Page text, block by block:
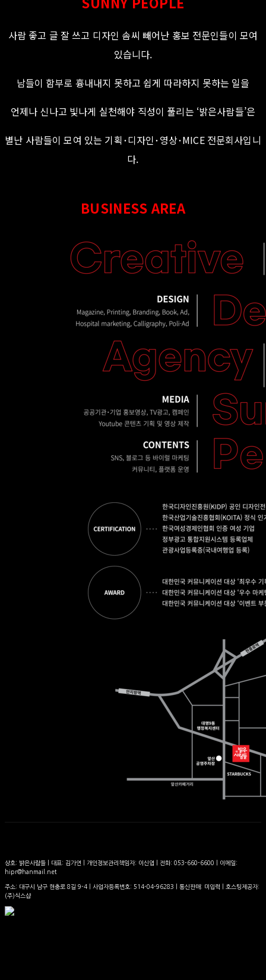
사람 좋고 글 잘 쓰고 디자인 솜씨 빼어난 홍보 전문인들이 모여
있습니다.
남들이 함부로 흉내내지 못하고 쉽게 따라하지 못하는 일을
언제나 신나고 빛나게 실천해야 직성이 풀리는 ‘밝은사람들’은
별난 사람들이 모여 있는 기획･디자인･영상･MICE 전문회사입니
다.
BUSINESS AREA
상호: 밝은사람들 | 대표: 김가연 | 개인정보관리책임자: 이신엽 | 전화: 053-660-6600 | 이메일:
hipr@hanmail.net
주소: 대구시 남구 현충로 8길 9-4 | 사업자등록번호: 514-04-96283 | 통신판매: 미입력 | 호스팅제공자:
(주)식스샵